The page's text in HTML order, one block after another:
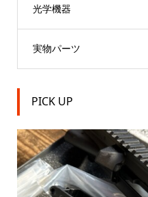
光学機器
実物パーツ
PICK UP